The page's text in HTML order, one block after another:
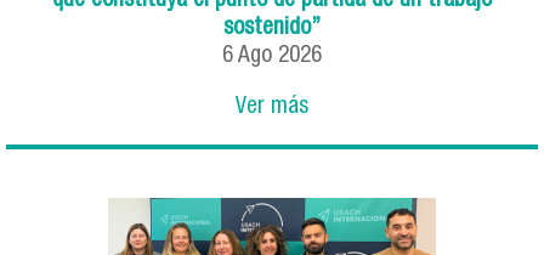
sostenido”
6 Ago 2026
Ver más